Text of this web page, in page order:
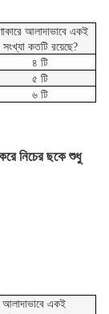
আলাদাভাবে একই
সংখ্যা কতটি রয়েছে?
৪ টি
৫ টি
৬ টি
নিচের ছকে শুধু
আলাদাভাবে একই